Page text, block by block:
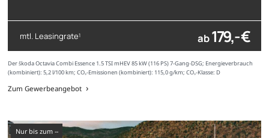
mtl. Leasingrate1 ab179,- €
Der Škoda Octavia Combi Essence 1.5 TSI mHEV 85 kW (116 PS) 7-Gang-DSG; Energieverbrauch
(kombiniert): 5,2 l/100 km; CO₂-Emissionen (kombiniert): 115,0 g/km; CO₂-Klasse: D
Zum Gewerbeangebot
nur bis zum --